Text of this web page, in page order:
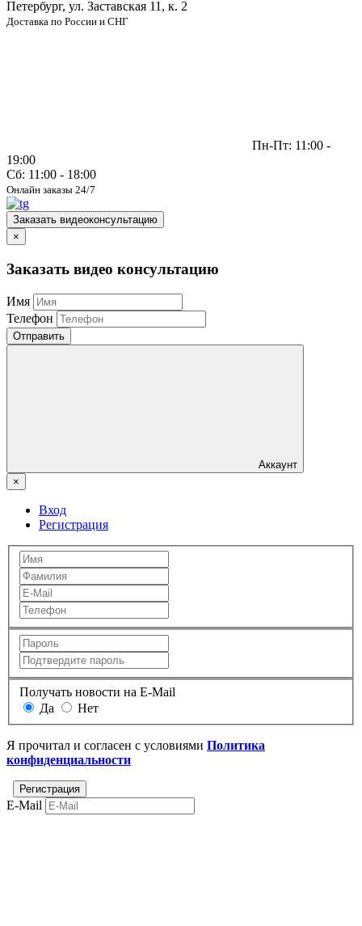
Петербург, ул. Заставская 11, к. 2
Доставка по России и СНГ
Пн-Пт: 11:00 -
19:00
Сб: 11:00 - 18:00
Онлайн заказы 24/7
Заказать видеоконсультацию
×
Заказать видео консультацию
Имя
Телефон
Отправить
Аккаунт
×
Вход
Регистрация
Получать новости на E-Mail
Да
Нет
Я прочитал и согласен с условиями Политика
конфиденциальности
E-Mail